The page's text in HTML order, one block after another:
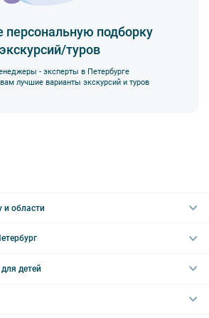
персональную подборку
экскурсий/туров
- эксперты в Петербурге
лучшие варианты экскурсий и туров
и области
Интерьерные
в Санкт-Петербург на 2 дня
детей